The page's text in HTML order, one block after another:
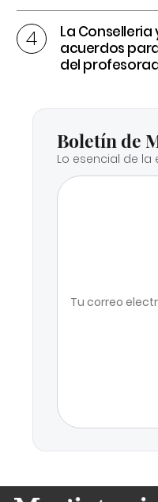
La
acuerdos
del
Boletín de
Lo esencial de